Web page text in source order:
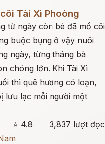
Tài Xì Phoòng
từ ngày còn bé đã mồ côi
buộc bụng ở vậy nuôi
ngày, từng tháng bà
chóng lớn. Khi Tài Xì
thì quê hương có loạn,
lưu lạc mỗi người một
⭐ 4.8
3,837 lượt đọc